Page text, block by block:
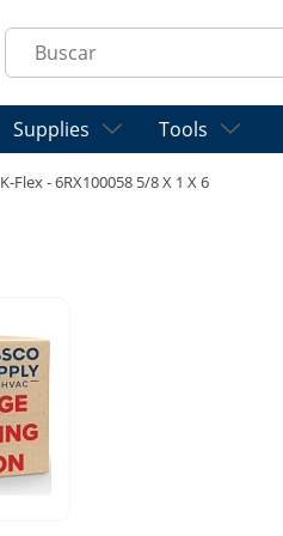
Site Search
Supplies Tools
K-Flex - 6RX100058 5/8 X 1 X 6